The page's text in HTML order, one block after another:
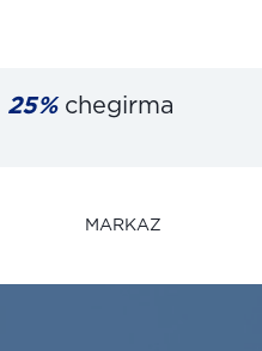
25%chegirma
MARKAZ